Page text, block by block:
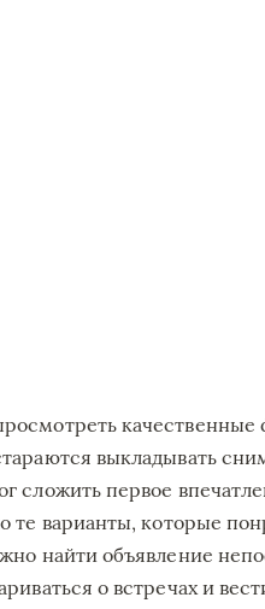
качественные
выкладывать
сложить первое
те варианты, которые
найти объявление
о встречах и